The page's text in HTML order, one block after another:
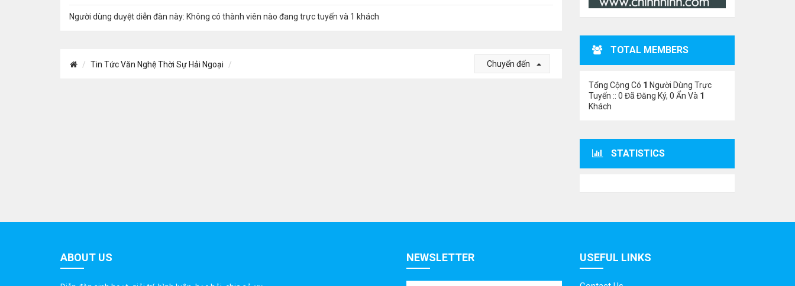
Người dùng duyệt diễn đàn này: Không có thành viên nào đang trực tuyến và 1 khách
Tin Tức Văn Nghệ Thời Sự Hải Ngoại Chuyển đến
TOTAL MEMBERS
Tổng Cộng Có 1 Người Dùng Trực
Tuyến :: 0 Đã Đăng Ký, 0 Ẩn Và 1
Khách
STATISTICS
ABOUT US NEWSLETTER USEFUL LINKS